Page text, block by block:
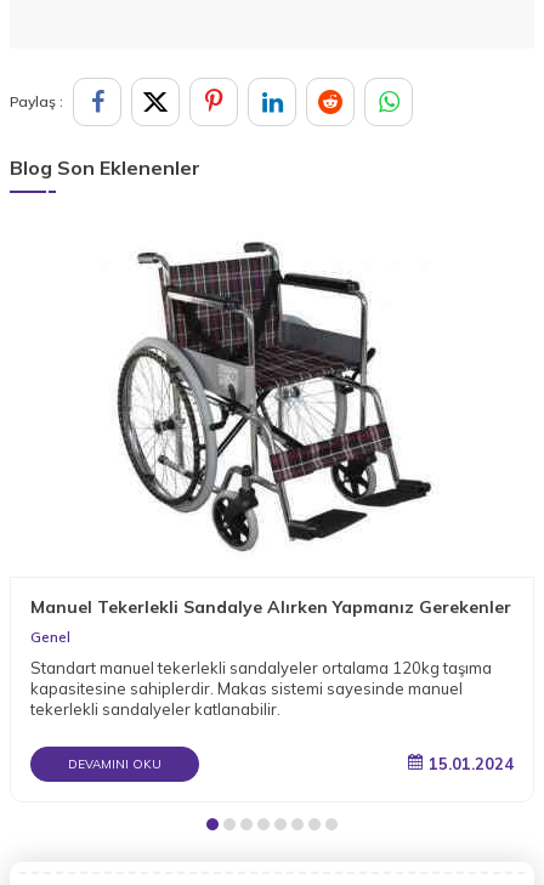
Paylaş :
Blog Son Eklenenler
Manuel Tekerlekli Sandalye Alırken Yapmanız Gerekenler
Genel
Standart manuel tekerlekli sandalyeler ortalama 120kg taşıma
kapasitesine sahiplerdir. Makas sistemi sayesinde manuel
tekerlekli sandalyeler katlanabilir.
DEVAMINI OKU 15.01.2024